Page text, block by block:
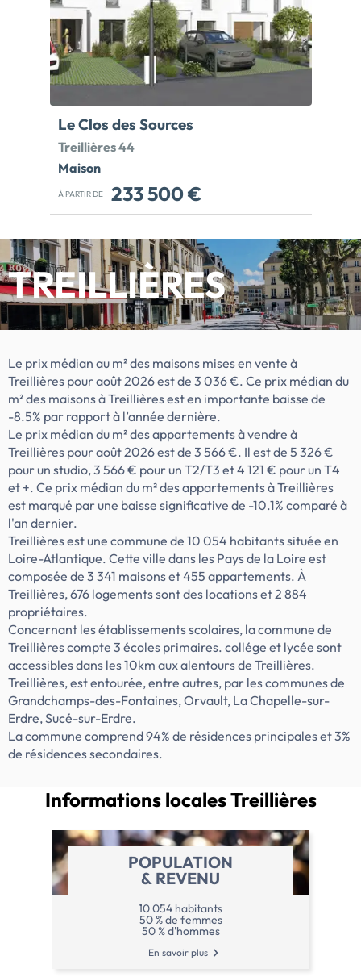
Le Clos des Sources
Treillières 44
Maison
À PARTIR DE 233 500 €
8 maisons neuves à Treillières- Type de
T4 à partir de 233 500 €
TTCProchainement à Treillières…Un
nouveau programme de maisons
contemporaines prendra place au cœur
d'un environnement résidentiel calme et
qualité de vie et douceur au quotidien, ce
projet proposera des logements lumineux,
dotés d'un espace extérieur privatif et
intégrés dans un cadre naturel
agréable.Un ensemble intimiste, une
atmosphère apaisante, une nouvelle
adresse qui se prépare à accueillir ses
futurs habitants…Les prestations
proposées par Coop Logis- Volets roulants
électriques- Placards aménagés avec
portes coulissantes,- Isolation renforcée,-
Menuiseries mixtes aluminium et PVC,-
Salle de bains avec sèche serviette,-
Stationnement privatif,- Espace extérieur
avec terrasse bois et jardin privatif,- Local
vélo,- Trois chambres lumineuses.Les
points forts du programme- Un
environnement résidentiel calme et
recherché- Des maisons contemporaines
pensées pour le confort au quotidien :
Chaque maison propose un agencement
fonctionnel, de beaux volumes, un séjour
lumineux ouvert sur l'extérieur et un jardin
performance thermique grâce à une
consommations maîtrisées et un confort
durable toute l'année.- Des prestations de
qualité : salle de bains équipée, terrasse en
bois, porte de garage motorisée…- Une
localisation pratique à proximité des
services : Écoles, commerces, mairie,
de santé…- Située au nord de Nantes,
TREILLIÈRES
Le prix médian au m² des maisons mises en vente à
Treillières pour août 2026 est de 3 036 €. Ce prix médian du
m² des maisons à Treillières est en importante baisse de
-8.5% par rapport à l’année dernière.
Le prix médian du m² des appartements à vendre à
Treillières pour août 2026 est de 3 566 €. Il est de 5 326 €
pour un studio, 3 566 € pour un T2/T3 et 4 121 € pour un T4
et +. Ce prix médian du m² des appartements à Treillières
est marqué par une baisse significative de -10.1% comparé à
l'an dernier.
Treillières est une commune de 10 054 habitants située en
Loire-Atlantique. Cette ville dans les Pays de la Loire est
composée de 3 341 maisons et 455 appartements. À
Treillières, 676 logements sont des locations et 2 884
propriétaires.
Concernant les établissements scolaires, la commune de
Treillières compte 3 écoles primaires. collége et lycée sont
accessibles dans les 10km aux alentours de Treillières.
Treillières, est entourée, entre autres, par les communes de
Grandchamps-des-Fontaines, Orvault, La Chapelle-sur-
Erdre, Sucé-sur-Erdre.
La commune comprend 94% de résidences principales et 3%
de résidences secondaires.
Informations localesTreillières
POPULATION
& REVENU
10 054 habitants
50 % de femmes
50 % d'hommes
En savoir plus